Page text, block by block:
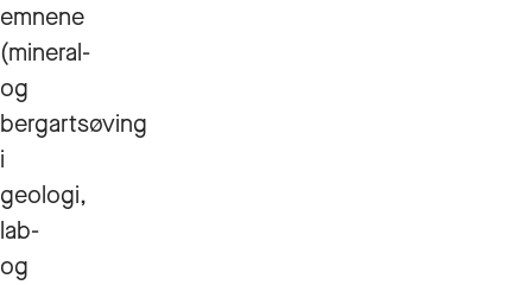
emnene
(mineral-
og
bergartsøving
i
geologi,
lab-
og